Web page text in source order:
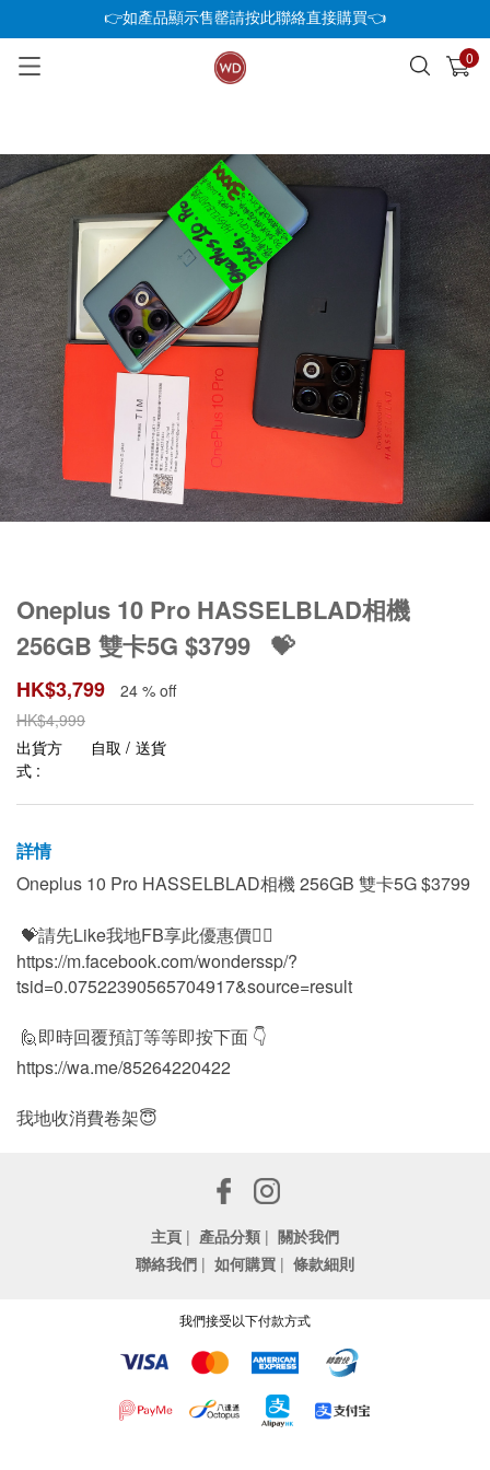
👉如產品顯示售罄請按此聯絡直接購買👈
0
已加入購物車 查看
Oneplus 10 Pro HASSELBLAD相機
256GB 雙卡5G $3799 💝
HK$3,799
24 % off
HK$4,999
出貨方
式 :
自取 / 送貨
詳情
Oneplus 10 Pro HASSELBLAD相機 256GB 雙卡5G $3799
💝請先Like我地FB享此優惠價👍🏻
https://m.facebook.com/wonderssp/?
tsid=0.07522390565704917&source=result
🙋即時回覆預訂等等即按下面 👇
https://wa.me/85264220422
我地收消費卷架😇
主頁 | 產品分類 | 關於我們
聯絡我們 | 如何購買 | 條款細則
我們接受以下付款方式